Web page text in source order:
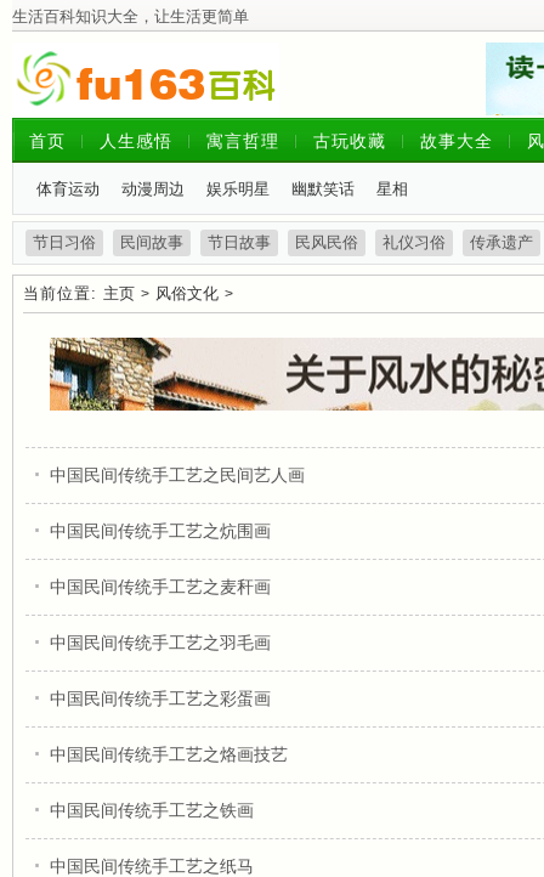
生活百科知识大全，让生活更简单
首页 人生感悟 寓言哲理 古玩收藏 故事大全
体育运动 动漫周边 娱乐明星 幽默笑话 星相
节日习俗 民间故事 节日故事 民风民俗 礼仪习俗 传承遗产
当前位置: 主页 > 风俗文化 >
中国民间传统手工艺之民间艺人画
中国民间传统手工艺之炕围画
中国民间传统手工艺之麦秆画
中国民间传统手工艺之羽毛画
中国民间传统手工艺之彩蛋画
中国民间传统手工艺之烙画技艺
中国民间传统手工艺之铁画
中国民间传统手工艺之纸马